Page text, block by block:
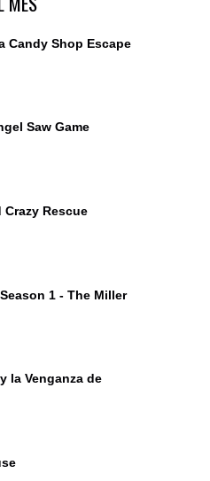
Candy Shop Escape
Saw Game
Crazy Rescue
1 - The Miller
la Venganza de